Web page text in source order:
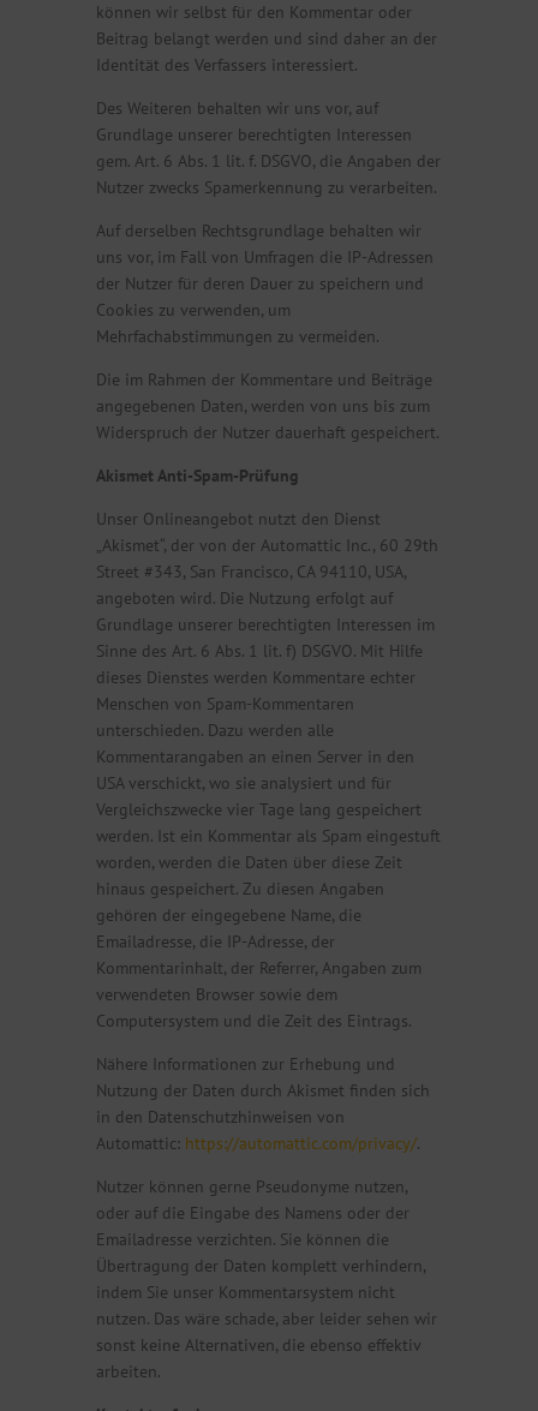
können wir selbst für den Kommentar oder
Beitrag belangt werden und sind daher an der
Identität des Verfassers interessiert.
Des Weiteren behalten wir uns vor, auf
Grundlage unserer berechtigten Interessen
gem. Art. 6 Abs. 1 lit. f. DSGVO, die Angaben der
Nutzer zwecks Spamerkennung zu verarbeiten.
Auf derselben Rechtsgrundlage behalten wir
uns vor, im Fall von Umfragen die IP-Adressen
der Nutzer für deren Dauer zu speichern und
Cookies zu verwenden, um
Mehrfachabstimmungen zu vermeiden.
Die im Rahmen der Kommentare und Beiträge
angegebenen Daten, werden von uns bis zum
Widerspruch der Nutzer dauerhaft gespeichert.
Akismet Anti-Spam-Prüfung
Unser Onlineangebot nutzt den Dienst
„Akismet“, der von der Automattic Inc., 60 29th
Street #343, San Francisco, CA 94110, USA,
angeboten wird. Die Nutzung erfolgt auf
Grundlage unserer berechtigten Interessen im
Sinne des Art. 6 Abs. 1 lit. f) DSGVO. Mit Hilfe
dieses Dienstes werden Kommentare echter
Menschen von Spam-Kommentaren
unterschieden. Dazu werden alle
Kommentarangaben an einen Server in den
USA verschickt, wo sie analysiert und für
Vergleichszwecke vier Tage lang gespeichert
werden. Ist ein Kommentar als Spam eingestuft
worden, werden die Daten über diese Zeit
hinaus gespeichert. Zu diesen Angaben
gehören der eingegebene Name, die
Emailadresse, die IP-Adresse, der
Kommentarinhalt, der Referrer, Angaben zum
verwendeten Browser sowie dem
Computersystem und die Zeit des Eintrags.
Nähere Informationen zur Erhebung und
Nutzung der Daten durch Akismet finden sich
in den Datenschutzhinweisen von
Automattic: https://automattic.com/privacy/.
Nutzer können gerne Pseudonyme nutzen,
oder auf die Eingabe des Namens oder der
Emailadresse verzichten. Sie können die
Übertragung der Daten komplett verhindern,
indem Sie unser Kommentarsystem nicht
nutzen. Das wäre schade, aber leider sehen wir
sonst keine Alternativen, die ebenso effektiv
arbeiten.